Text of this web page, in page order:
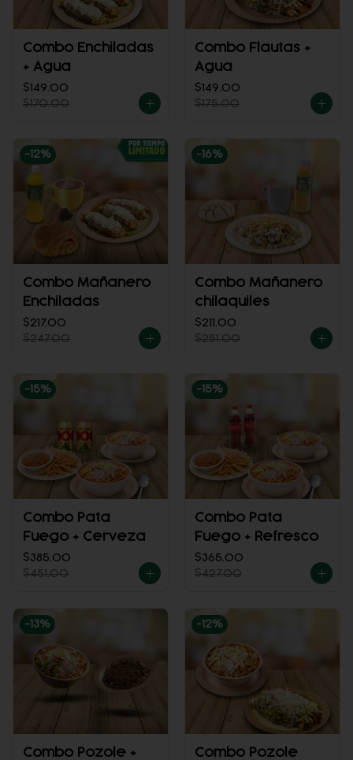
Combo Enchiladas
+ Agua
$149.00
$170.00
Combo Flautas +
Agua
$149.00
$175.00
-12%
Combo Mañanero
Enchiladas
$217.00
$247.00
-16%
Combo Mañanero
chilaquiles
$211.00
$251.00
-15%
Combo Pata
Fuego + Cerveza
$385.00
$451.00
-15%
Combo Pata
Fuego + Refresco
$365.00
$427.00
-13%
Combo Pozole +
-12%
Combo Pozole